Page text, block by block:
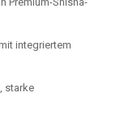
integriertem
starke